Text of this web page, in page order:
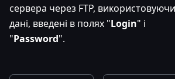
сервера через FTP, використовуючи
дані, введені в полях "Login" і
"Password".